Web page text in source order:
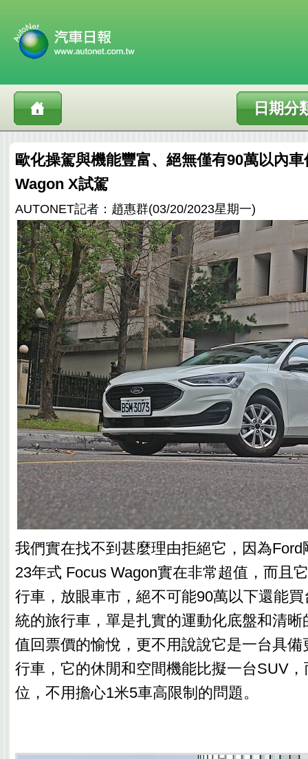
日期分
歐化操駕與機能豐富、絕無僅有90萬以內
Wagon X試駕
AUTONET記者：趙惠群(03/20/2023星期一)
我們實在找不到甚麼理由拒絕它，因為
23年式 Focus Wagon實在非常超值，而且
行車，放眼車市，絕不可能90萬以下還能
統的旅行車，單是扎實的運動化底盤和清
值回票價的愉悅，更不用說說它是一台具
行車，它的休閒和空間機能比擬一台SUV
位，不用擔心1米5車高限制的問題。